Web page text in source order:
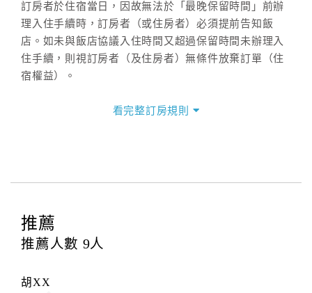
訂房者於住宿當日，因故無法於「最晚保留時間」前辦
理入住手續時，訂房者（或住房者）必須提前告知飯
店。如未與飯店協議入住時間又超過保留時間未辦理入
住手續，則視訂房者（及住房者）無條件放棄訂單（住
宿權益）。
四、訂單異動
提出申辦不得異動訂單。
每筆訂單異動限定
辦理取消退款。
房者應補足差額。（限原訂飯店）
看完整訂房規則
推薦
推薦人數 9人
胡XX